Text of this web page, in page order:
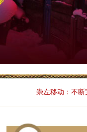
崇左移动：不断